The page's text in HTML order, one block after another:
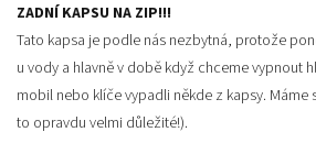
ZADNÍ KAPSU NA ZIP!!!
Tato kapsa je podle nás nezbytná, protože
u vody a hlavně v době když chceme vypnout
mobil nebo klíče vypadli někde z kapsy. Máme
to opravdu velmi důležité!).